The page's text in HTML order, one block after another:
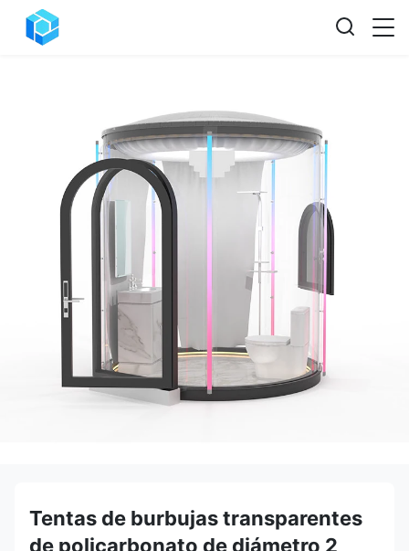
Tentas de burbujas transparentes
de policarbonato de diámetro 2